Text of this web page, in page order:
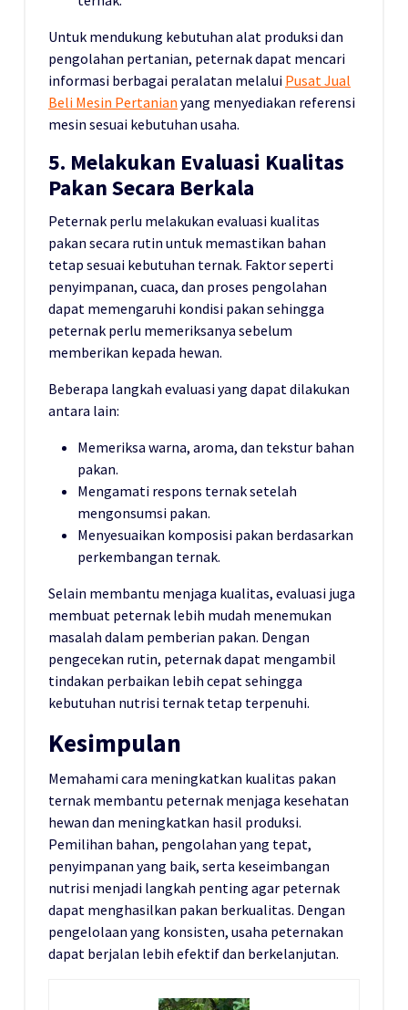
Untuk mendukung kebutuhan alat produksi dan
pengolahan pertanian, peternak dapat mencari
informasi berbagai peralatan melalui Pusat Jual
Beli Mesin Pertanian yang menyediakan referensi
mesin sesuai kebutuhan usaha.
5. Melakukan Evaluasi Kualitas
Pakan Secara Berkala
Peternak perlu melakukan evaluasi kualitas
pakan secara rutin untuk memastikan bahan
tetap sesuai kebutuhan ternak. Faktor seperti
penyimpanan, cuaca, dan proses pengolahan
dapat memengaruhi kondisi pakan sehingga
peternak perlu memeriksanya sebelum
memberikan kepada hewan.
Beberapa langkah evaluasi yang dapat dilakukan
antara lain:
Memeriksa warna, aroma, dan tekstur bahan
pakan.
Mengamati respons ternak setelah
mengonsumsi pakan.
Menyesuaikan komposisi pakan berdasarkan
perkembangan ternak.
Selain membantu menjaga kualitas, evaluasi juga
membuat peternak lebih mudah menemukan
masalah dalam pemberian pakan. Dengan
pengecekan rutin, peternak dapat mengambil
tindakan perbaikan lebih cepat sehingga
kebutuhan nutrisi ternak tetap terpenuhi.
Kesimpulan
Memahami cara meningkatkan kualitas pakan
ternak membantu peternak menjaga kesehatan
hewan dan meningkatkan hasil produksi.
Pemilihan bahan, pengolahan yang tepat,
penyimpanan yang baik, serta keseimbangan
nutrisi menjadi langkah penting agar peternak
dapat menghasilkan pakan berkualitas. Dengan
pengelolaan yang konsisten, usaha peternakan
dapat berjalan lebih efektif dan berkelanjutan.